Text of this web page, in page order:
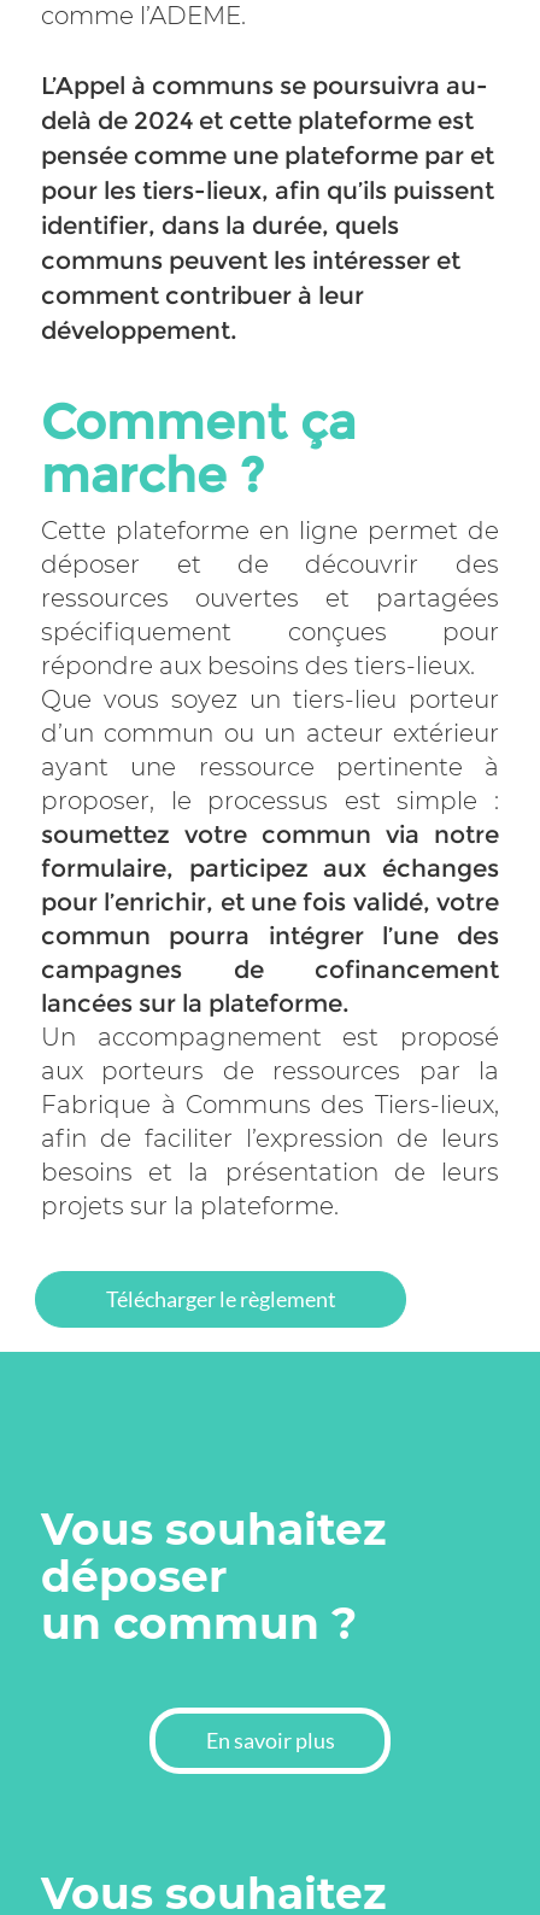
comme l’ADEME.
L’Appel à communs se poursuivra au-
delà de 2024 et cette plateforme est
pensée comme une plateforme par et
pour les tiers-lieux, afin qu’ils puissent
identifier, dans la durée, quels
communs peuvent les intéresser et
comment contribuer à leur
développement.
Comment ça
marche ?
Cette plateforme en ligne permet de
déposer et de découvrir des
ressources ouvertes et partagées
spécifiquement conçues pour
répondre aux besoins des tiers-lieux.
Que vous soyez un tiers-lieu porteur
d’un commun ou un acteur extérieur
ayant une ressource pertinente à
proposer, le processus est simple :
soumettez votre commun via notre
formulaire, participez aux échanges
pour l’enrichir, et une fois validé, votre
commun pourra intégrer l’une des
campagnes de cofinancement
lancées sur la plateforme.
Un accompagnement est proposé
aux porteurs de ressources par la
Fabrique à Communs des Tiers-lieux,
afin de faciliter l’expression de leurs
besoins et la présentation de leurs
projets sur la plateforme.
Télécharger le règlement
Vous souhaitez
déposer
un commun ?
En savoir plus
Vous souhaitez